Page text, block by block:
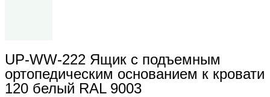
UP-WW-222 Ящик с подъемным
ортопедическим основанием к кровати
120 белый RAL 9003